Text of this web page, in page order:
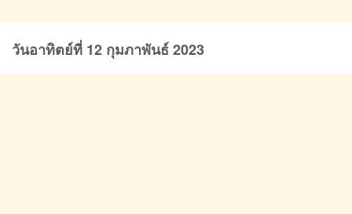
วันอาทิตย์ที่ 12 กุมภาพันธ์2023